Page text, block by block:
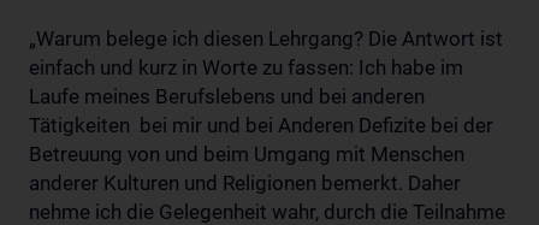
„Warum belege ich diesen Lehrgang? Die Antwort ist
einfach und kurz in Worte zu fassen: Ich habe im
Laufe meines Berufslebens und bei anderen
Tätigkeiten bei mir und bei Anderen Defizite bei der
Betreuung von und beim Umgang mit Menschen
anderer Kulturen und Religionen bemerkt. Daher
nehme ich die Gelegenheit wahr, durch die Teilnahme